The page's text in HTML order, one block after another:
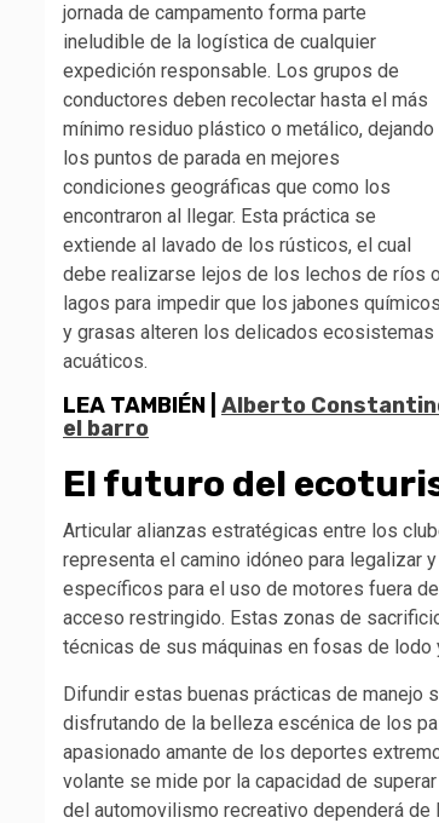
jornada de campamento forma parte
ineludible de la logística de cualquier
expedición responsable. Los grupos de
conductores deben recolectar hasta el más
mínimo residuo plástico o metálico, dejando
los puntos de parada en mejores
condiciones geográficas que como los
encontraron al llegar. Esta práctica se
extiende al lavado de los rústicos, el cual
debe realizarse lejos de los lechos de ríos o
lagos para impedir que los jabones químicos
y grasas alteren los delicados ecosistemas
acuáticos.
LEA TAMBIÉN | Alberto
el barro
El futuro del
Articular alianzas estratégicas entre los
representa el camino idóneo para legalizar
específicos para el uso de motores fuera
acceso restringido. Estas zonas de
técnicas de sus máquinas en fosas de
Difundir estas buenas prácticas de manejo
disfrutando de la belleza escénica de los
apasionado amante de los deportes
volante se mide por la capacidad de
del automovilismo recreativo dependerá de